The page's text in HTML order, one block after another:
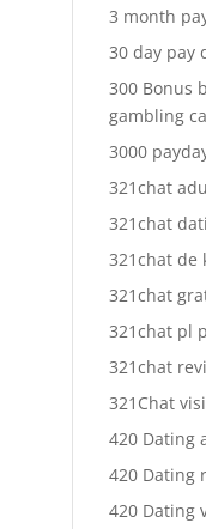
3 month
30 day pay
300 Bonus
gambling
3000
321chat
321chat
321chat de
321chat
321chat pl
321chat
321Chat
420 Dating
420 Dating
420 Dating